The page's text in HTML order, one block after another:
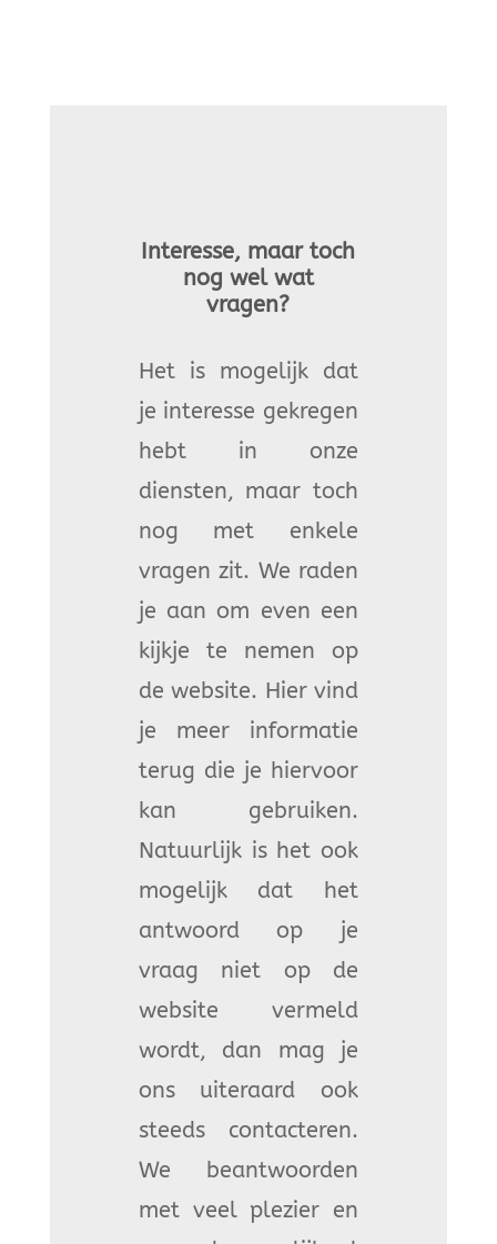
Interesse, maar toch
nog wel wat
vragen?
Het is mogelijk dat
je interesse gekregen
hebt in onze
diensten, maar toch
nog met enkele
vragen zit. We raden
je aan om even een
kijkje te nemen op
de website. Hier vind
je meer informatie
terug die je hiervoor
kan gebruiken.
Natuurlijk is het ook
mogelijk dat het
antwoord op je
vraag niet op de
website vermeld
wordt, dan mag je
ons uiteraard ook
steeds contacteren.
We beantwoorden
met veel plezier en